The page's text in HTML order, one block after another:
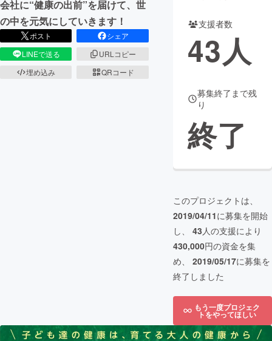
CAMPFIREふるさと納税machi-ya コミュニティ
会社に“健康の出前”を届けて、世
の中を元気にしていきます！
ポスト
シェア
LINEで送る
URLコピー
埋め込み
QRコード
支援者数
43人
募集終了まで残
り
終了
このプロジェクトは、
2019/04/11に募集を開始
し、 43人の支援により
430,000円の資金を集
め、 2019/05/17に募集を
終了しました
もう一度プロジェク
トをやってほしい